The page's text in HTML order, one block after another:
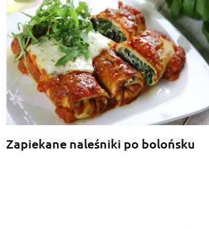
Zapiekane naleśniki po bolońsku